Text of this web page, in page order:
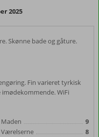
2025
Skønne bade og gåture.
Fin varieret tyrkisk
imødekommende. WiFi
Maden
9
Værelserne
8